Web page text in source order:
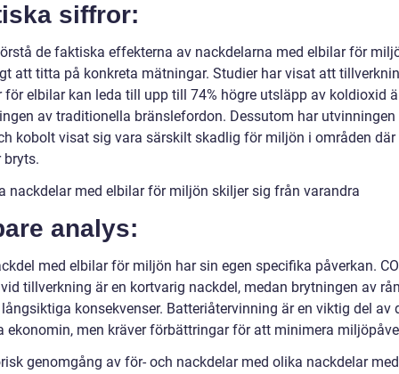
siffror:
de faktiska effekterna av nackdelarna med elbilar för
att titta på konkreta mätningar. Studier har visat att
för elbilar kan leda till upp till 74% högre utsläpp av koldioxid
av traditionella bränslefordon. Dessutom har utvinningen
kobolt visat sig vara särskilt skadlig för miljön i områden där
bryts.
nackdelar med elbilar för miljön skiljer sig från varandra
analys:
med elbilar för miljön har sin egen specifika påverkan.
tillverkning är en kortvarig nackdel, medan brytningen av
konsekvenser. Batteriåtervinning är en viktig del av
ekonomin, men kräver förbättringar för att minimera
genomgång av för- och nackdelar med olika nackdelar